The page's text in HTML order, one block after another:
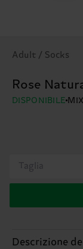
Adult / Socks
Rose
DISPONIBILE
Taglia
Descrizione